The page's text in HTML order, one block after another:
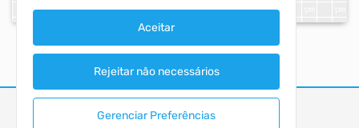
Aceitar
Rejeitar não necessários
Gerenciar Preferências